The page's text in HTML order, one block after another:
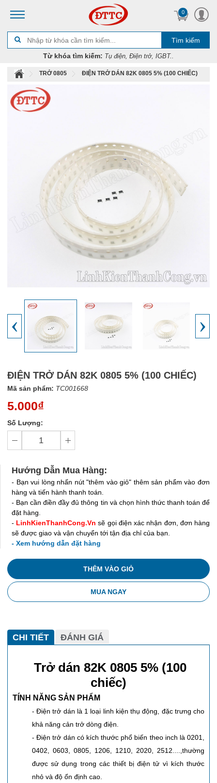
0
Tìm kiếm
Từ khóa tìm kiếm: Tụ điện, Điện trở, IGBT..
TRỞ 0805 ĐIỆN TRỞ DÁN 82K 0805 5% (100 CHIẾC)
‹ ›
ĐIỆN TRỞ DÁN 82K 0805 5% (100 CHIẾC)
Mã sản phẩm: TC001668
5.000₫
Số Lượng:
Hướng Dẫn Mua Hàng:
- Bạn vui lòng nhấn nút "thêm vào giỏ" thêm sản phẩm vào đơn
hàng và tiến hành thanh toán.
- Bạn cần điền đầy đủ thông tin và chọn hình thức thanh toán để
đặt hàng.
- LinhKienThanhCong.Vn sẽ gọi điện xác nhận đơn, đơn hàng
sẽ được giao và vận chuyển tới tận địa chỉ của bạn.
- Xem hướng dẫn đặt hàng
THÊM VÀO GIỎ
MUA NGAY
CHI TIẾT ĐÁNH GIÁ
Trở dán 82K 0805 5% (100
chiếc)
TÍNH NĂNG SẢN PHẨM
- Điện trở dán là 1 loại linh kiện thụ động, đặc trưng cho
khả năng cản trở dòng điện.
- Điện trở dán có kích thước phổ biến theo inch là 0201,
0402, 0603, 0805, 1206, 1210, 2020, 2512....,thường
được sử dụng trong các thiết bị điện tử vì kích thước
nhỏ và độ ổn định cao.